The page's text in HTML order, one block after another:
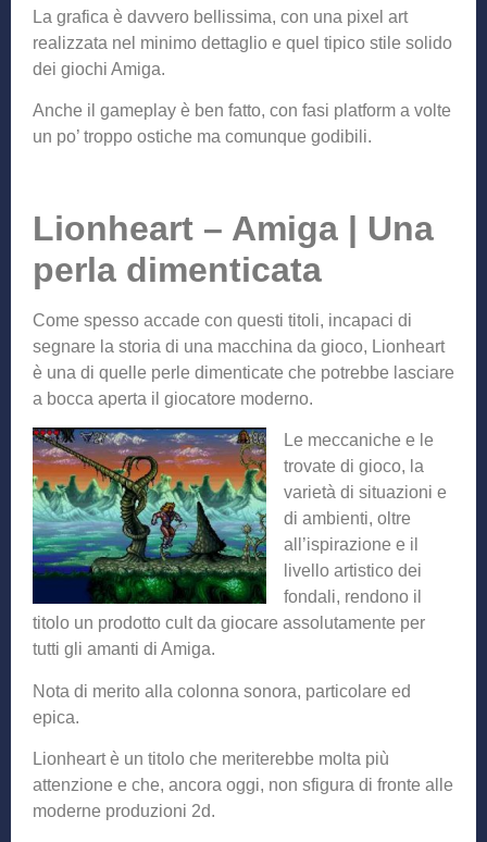
La grafica è davvero bellissima, con una pixel art
realizzata nel minimo dettaglio e quel tipico stile solido
dei giochi Amiga.
Anche il gameplay è ben fatto, con fasi platform a volte
un po’ troppo ostiche ma comunque godibili.
Lionheart – Amiga | Una
perla dimenticata
Come spesso accade con questi titoli, incapaci di
segnare la storia di una macchina da gioco, Lionheart
è una di quelle perle dimenticate che potrebbe lasciare
a bocca aperta il giocatore moderno.
Le meccaniche e le
trovate di gioco, la
varietà di situazioni e
di ambienti, oltre
all’ispirazione e il
livello artistico dei
fondali, rendono il
titolo un prodotto cult da giocare assolutamente per
tutti gli amanti di Amiga.
Nota di merito alla colonna sonora, particolare ed
epica.
Lionheart è un titolo che meriterebbe molta più
attenzione e che, ancora oggi, non sfigura di fronte alle
moderne produzioni 2d.